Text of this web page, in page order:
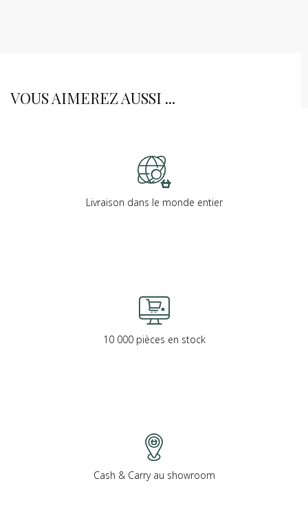
VOUS AIMEREZ AUSSI ...
Livraison dans le monde entier
10 000 pièces en stock
Cash & Carry au showroom